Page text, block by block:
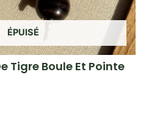
ÉPUISÉ
Tigre Boule Et Pointe